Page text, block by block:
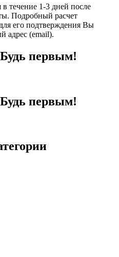
течение 1-3 дней после
Подробный расчет
его подтверждения Вы
адрес (email).
первым!
первым!